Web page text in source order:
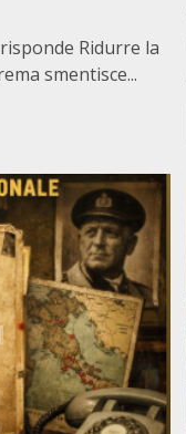
Ridurre la
smentisce...